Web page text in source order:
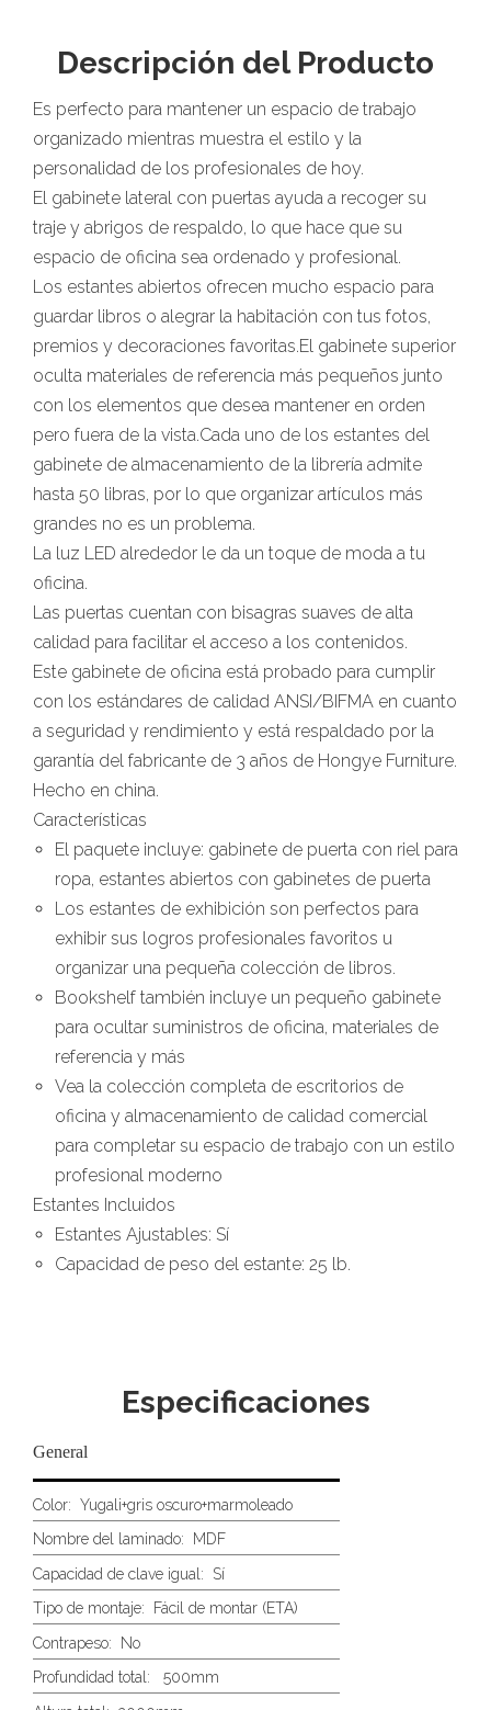
Descripción del Producto
Es perfecto para mantener un espacio de trabajo
organizado mientras muestra el estilo y la
personalidad de los profesionales de hoy.
El gabinete lateral con puertas ayuda a recoger su
traje y abrigos de respaldo, lo que hace que su
espacio de oficina sea ordenado y profesional.
Los estantes abiertos ofrecen mucho espacio para
guardar libros o alegrar la habitación con tus fotos,
premios y decoraciones favoritas.El gabinete superior
oculta materiales de referencia más pequeños junto
con los elementos que desea mantener en orden
pero fuera de la vista.Cada uno de los estantes del
gabinete de almacenamiento de la librería admite
hasta 50 libras, por lo que organizar artículos más
grandes no es un problema.
La luz LED alrededor le da un toque de moda a tu
oficina.
Las puertas cuentan con bisagras suaves de alta
calidad para facilitar el acceso a los contenidos.
Este gabinete de oficina está probado para cumplir
con los estándares de calidad ANSI/BIFMA en cuanto
a seguridad y rendimiento y está respaldado por la
garantía del fabricante de 3 años de Hongye Furniture.
Hecho en china.
Características
El paquete incluye: gabinete de puerta con riel para
ropa, estantes abiertos con gabinetes de puerta
Los estantes de exhibición son perfectos para
exhibir sus logros profesionales favoritos u
organizar una pequeña colección de libros.
Bookshelf también incluye un pequeño gabinete
para ocultar suministros de oficina, materiales de
referencia y más
Vea la colección completa de escritorios de
oficina y almacenamiento de calidad comercial
para completar su espacio de trabajo con un estilo
profesional moderno
Estantes Incluidos
Estantes Ajustables: Sí
Capacidad de peso del estante: 25 lb.
Especificaciones
General
Color: Yugali+gris oscuro+marmoleado
Nombre del laminado: MDF
Capacidad de clave igual: Sí
Tipo de montaje: Fácil de montar (ETA)
Contrapeso: No
Profundidad total: 500mm